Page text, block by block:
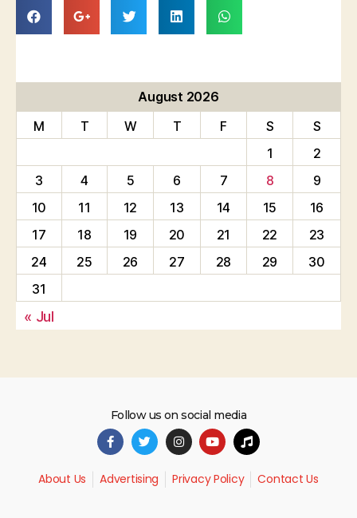
August 2026
M
T W T F S
S
1
2
3
4 5 6 7 8
9
10
11 12 13 14 15
16
17
18 19 20 21 22
23
24
25 26 27 28 29
30
31
« Jul
Follow us on social media
About Us Advertising Privacy Policy Contact Us